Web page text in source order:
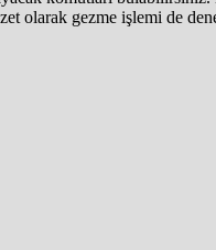
olarak gezme işlemi de